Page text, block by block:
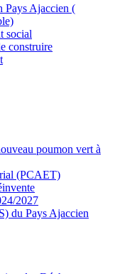
Pays Ajaccien (
social
construire
poumon vert à
(PCAET)
2027
du Pays Ajaccien